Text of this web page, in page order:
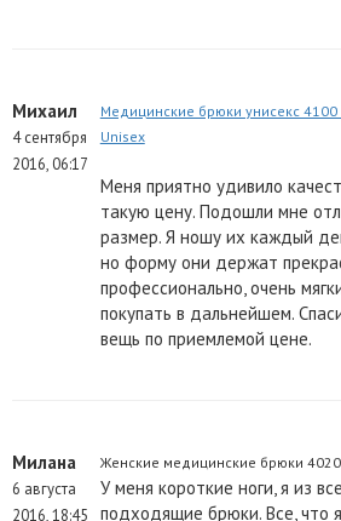
Михаил
4 сентября
2016, 06:17
Медицинские брюки унисекс 4100
Unisex
Меня приятно удивило
такую цену. Подошли мне
размер. Я ношу их каждый
но форму они держат
профессионально, очень
покупать в дальнейшем.
вещь по приемлемой цене.
Милана
6 августа
2016, 18:45
Женские медицинские брюки 4020
У меня короткие ноги, я из
подходящие брюки. Все, что